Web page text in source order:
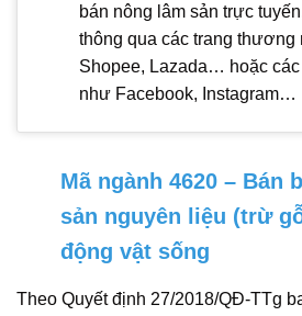
bán nông lâm sản trực
thông qua các trang
Shopee, Lazada… hoặc các
như Facebook, Instagram…
Mã ngành 4620 – Bán
sản nguyên liệu (trừ
động vật sống
Theo Quyết định 27/2018/QĐ-TTg